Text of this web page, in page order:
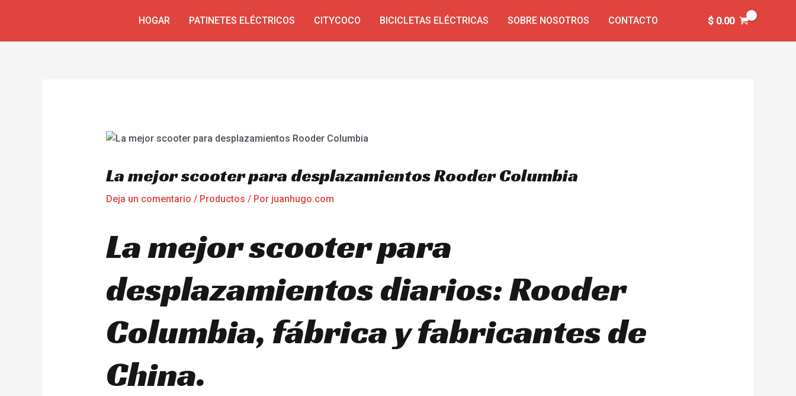
HOGAR PATINETES ELÉCTRICOS CITYCOCO BICICLETAS ELÉCTRICAS SOBRE NOSOTROS CONTACTO $0.00
La mejor scooter para desplazamientos Rooder Columbia
Deja un comentario / Productos / Por juanhugo.com
La mejor scooter para
desplazamientos diarios: Rooder
Columbia, fábrica y fabricantes de
China.